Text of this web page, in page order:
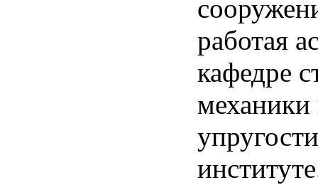
работая
кафедре
механики